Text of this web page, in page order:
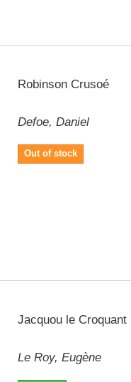
Robinson Crusoé
Defoe, Daniel
Out of stock
Jacquou le Croquant
Le Roy, Eugène